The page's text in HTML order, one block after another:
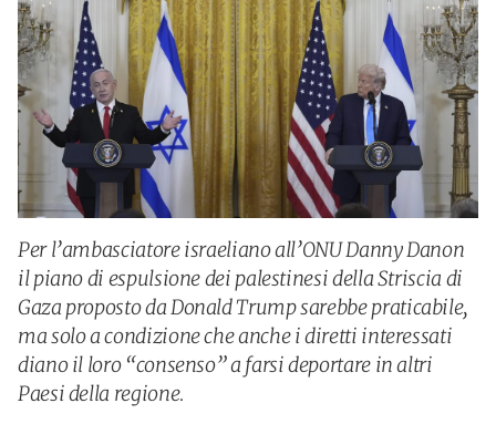
Per l’ambasciatore israeliano all’ONU Danny Danon
il piano di espulsione dei palestinesi della Striscia di
Gaza proposto da Donald Trump sarebbe praticabile,
ma solo a condizione che anche i diretti interessati
diano il loro “consenso” a farsi deportare in altri
Paesi della regione.